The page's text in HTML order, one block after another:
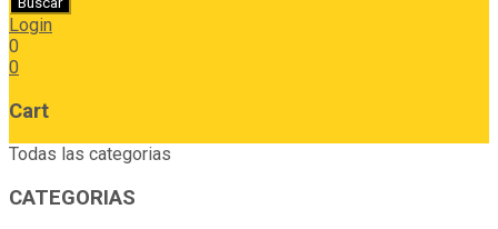
Login
0
0
Cart
Todas las categorias
CATEGORIAS